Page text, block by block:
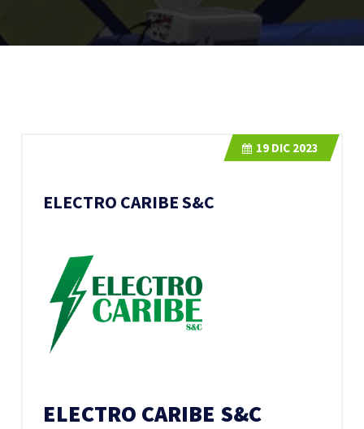
ELECTRO CARIBE S&C
19 DIC 2023
ELECTRO CARIBE S&C